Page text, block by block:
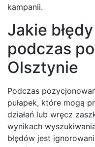
kampanii.
Jakie
podczas
Olsztynie
Podczas
pułapek, które mogą
działań lub wręcz
wynikach
błędów jest